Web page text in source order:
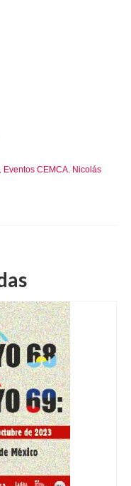
, Eventos CEMCA, Nicolás